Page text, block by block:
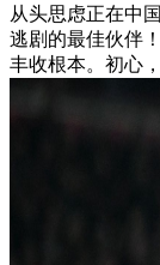
从头思虑正在中
逃剧的最佳伙伴
丰收根本。初心